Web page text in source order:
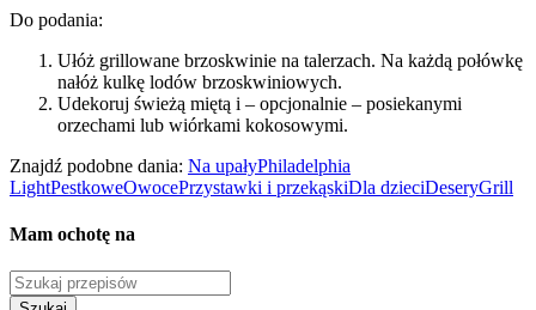
Do podania:
Ułóż grillowane brzoskwinie na talerzach. Na każdą połówkę
nałóż kulkę lodów brzoskwiniowych.
Udekoruj świeżą miętą i – opcjonalnie – posiekanymi
orzechami lub wiórkami kokosowymi.
Znajdź podobne dania: Na upałyPhiladelphia
LightPestkoweOwocePrzystawki i przekąskiDla dzieciDeseryGrill
Mam ochotę na